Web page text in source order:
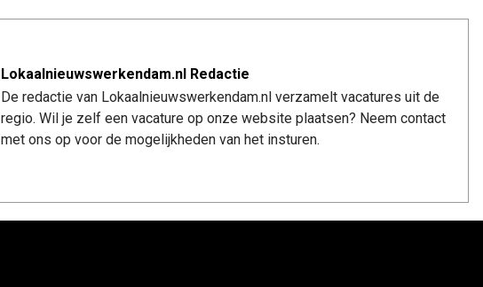
Lokaalnieuwswerkendam.nl Redactie
De redactie van Lokaalnieuwswerkendam.nl verzamelt vacatures uit de
regio. Wil je zelf een vacature op onze website plaatsen? Neem contact
met ons op voor de mogelijkheden van het insturen.